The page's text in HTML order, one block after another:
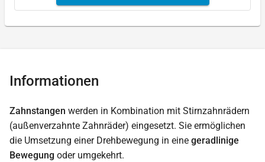
Informationen
Zahnstangen werden in Kombination mit Stirnzahnrädern
(außenverzahnte Zahnräder) eingesetzt. Sie ermöglichen
die Umsetzung einer Drehbewegung in eine geradlinige
Bewegung oder umgekehrt.